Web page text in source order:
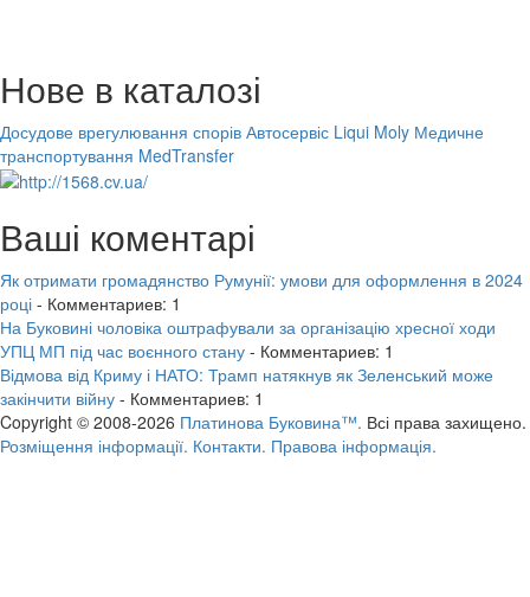
Нове в каталозі
Досудове врегулювання спорів Автосервіс Liqui Moly Медичне
транспортування MedTransfer
Ваші коментарі
Як отримати громадянство Румунії: умови для оформлення в 2024
році - Комментариев: 1
На Буковині чоловіка оштрафували за організацію хресної ходи
УПЦ МП під час воєнного стану - Комментариев: 1
Відмова від Криму і НАТО: Трамп натякнув як Зеленський може
закінчити війну - Комментариев: 1
Copyright © 2008-2026 Платинова Буковина™. Всі права захищено.
Розміщення інформації. Контакти. Правова інформація.